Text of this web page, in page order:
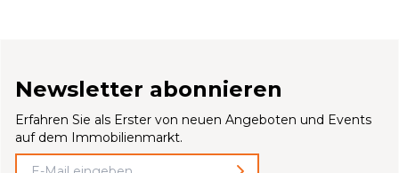
Newsletter abonnieren
Erfahren Sie als Erster von neuen Angeboten und Events
auf dem Immobilienmarkt.